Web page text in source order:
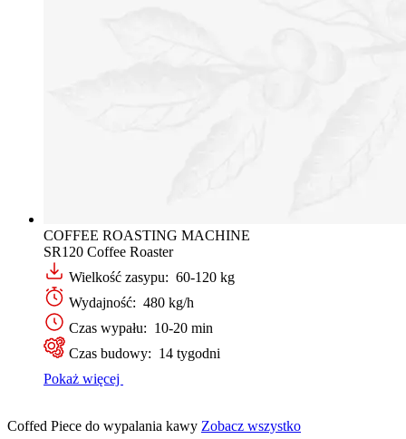
COFFEE ROASTING MACHINE
SR120 Coffee Roaster
Wielkość zasypu: 60-120 kg
Wydajność: 480 kg/h
Czas wypału: 10-20 min
Czas budowy: 14 tygodni
Pokaż więcej
Coffed Piece do wypalania kawy Zobacz wszystko